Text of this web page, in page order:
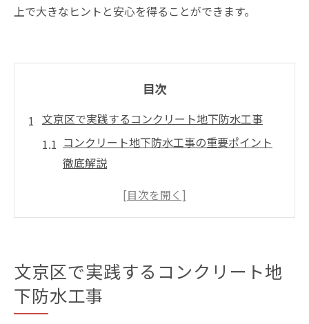
上で大きなヒントと安心を得ることができます。
目次
文京区で実践するコンクリート地下防水工事
コンクリート地下防水工事の重要ポイント
徹底解説
文京区の都市環境に合うコンクリート地下
コンクリート地下防水工事の選び方と流れ
コンクリート地下防水の費用と最適解を探る
文京区で実践するコンクリート地
下防水工事